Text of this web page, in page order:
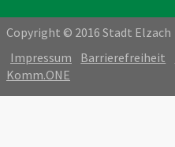
Copyright © 2016 Stadt Elzach
Impressum
Barrierefreiheit
Komm.ONE